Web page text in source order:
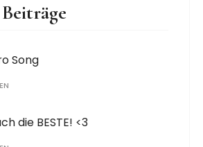
Song
die BESTE! <3